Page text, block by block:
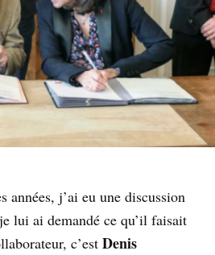
années, j’ai eu une discussion
lui ai demandé ce qu’il faisait
c’est Denis